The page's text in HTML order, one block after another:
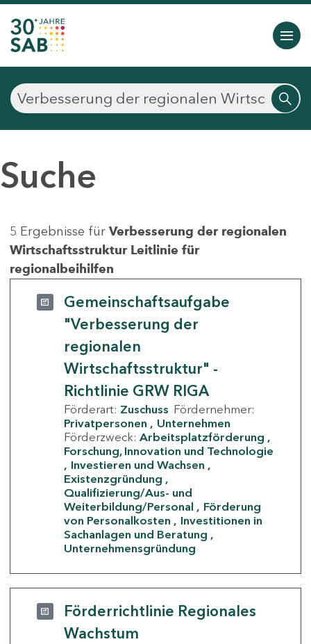
Suche
5 Ergebnisse für Verbesserung der regionalen
Wirtschaftsstruktur Leitlinie für
regionalbeihilfen
Gemeinschaftsaufgabe
"Verbesserung der
regionalen
Wirtschaftsstruktur" -
Richtlinie GRW RIGA
Förderart: Zuschuss Fördernehmer:
Privatpersonen
Unternehmen
Förderzweck: Arbeitsplatzförderung
Forschung, Innovation und Technologie
Investieren und Wachsen
Existenzgründung
Qualifizierung/Aus- und
Weiterbildung/Personal
Förderung
von Personalkosten
Investitionen in
Sachanlagen und Beratung
Unternehmensgründung
Förderrichtlinie Regionales
Wachstum